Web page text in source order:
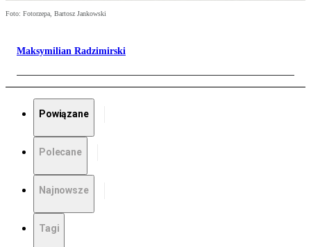
Foto: Fotorzepa, Bartosz Jankowski
Maksymilian Radzimirski
Powiązane
Polecane
Najnowsze
Tagi